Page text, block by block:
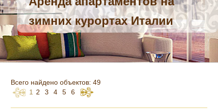
зимних курортах Италии
Всего найдено объектов: 49
1
2 3 4 5 6